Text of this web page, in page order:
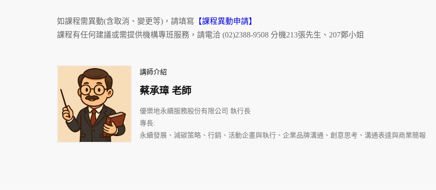
如課程需異動(含取消、變更等)，請填寫 【課程異動申請】
課程有任何建議或需提供機構專班服務，請電洽 (02)2388-9508 分機213張先生、207鄭小姐
講師介紹
蔡承璋 老師
優樂地永續服務股份有限公司 執行長
專長:
永續發展、減碳策略、行銷、活動企畫與執行、企業品牌溝通、創意思考、溝通表達與商業簡報